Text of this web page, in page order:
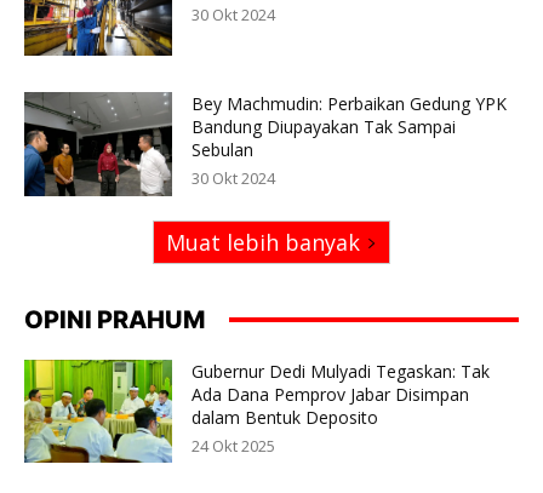
30 Okt 2024
Bey Machmudin: Perbaikan Gedung YPK
Bandung Diupayakan Tak Sampai
Sebulan
30 Okt 2024
Muat lebih banyak
OPINI PRAHUM
Gubernur Dedi Mulyadi Tegaskan: Tak
Ada Dana Pemprov Jabar Disimpan
dalam Bentuk Deposito
24 Okt 2025